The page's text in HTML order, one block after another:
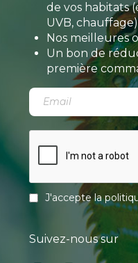
de vos habitats
UVB, chauffage)
Nos meilleures
Un bon de
première
J'accepte la
Suivez-nous sur